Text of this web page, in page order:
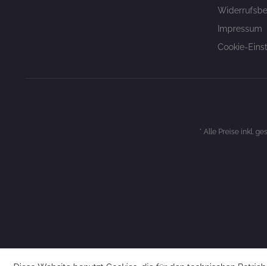
Impressum
Cookie-
* Alle Preise inkl.